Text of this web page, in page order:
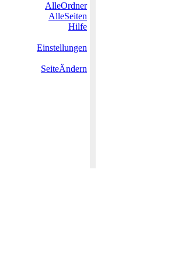
AlleOrdner
AlleSeiten
Hilfe
Einstellungen
SeiteÄndern